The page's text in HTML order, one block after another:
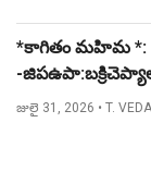
*కాగితం మహిమ *:
-
జులై 31, 2026 • T.